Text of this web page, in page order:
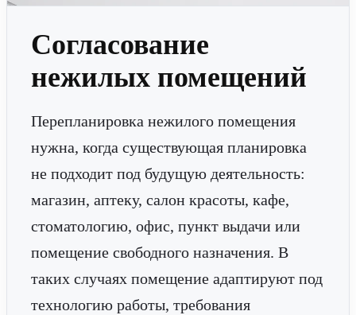
Согласование
нежилых помещений
Перепланировка нежилого помещения
нужна, когда существующая планировка
не подходит под будущую деятельность:
магазин, аптеку, салон красоты, кафе,
стоматологию, офис, пункт выдачи или
помещение свободного назначения. В
таких случаях помещение адаптируют под
технологию работы, требования